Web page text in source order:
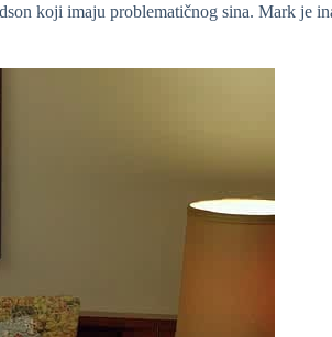
koji imaju problematičnog sina. Mark je